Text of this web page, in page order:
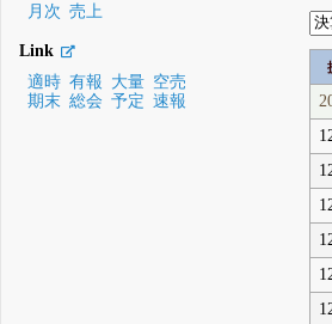
月次 売上
Link
適時 有報 大量 空売
期末 総会 予定 速報